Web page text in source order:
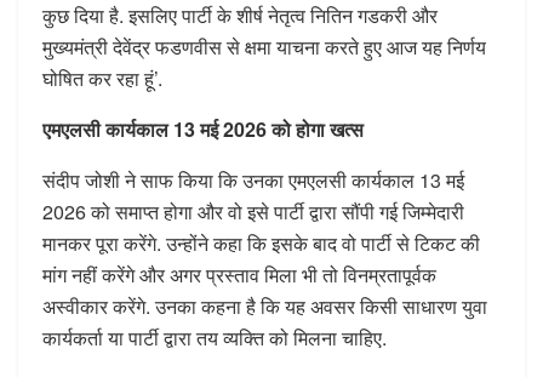
कुछ दिया है. इसलिए पार्टी के शीर्ष नेतृत्व नितिन गडकरी और
मुख्यमंत्री देवेंद्र फडणवीस से क्षमा याचना करते हुए आज यह निर्णय
घोषित कर रहा हूं’.
एमएलसी कार्यकाल 13 मई 2026 को होगा खत्स
संदीप जोशी ने साफ किया कि उनका एमएलसी कार्यकाल 13 मई
2026 को समाप्त होगा और वो इसे पार्टी द्वारा सौंपी गई जिम्मेदारी
मानकर पूरा करेंगे. उन्होंने कहा कि इसके बाद वो पार्टी से टिकट की
मांग नहीं करेंगे और अगर प्रस्ताव मिला भी तो विनम्रतापूर्वक
अस्वीकार करेंगे. उनका कहना है कि यह अवसर किसी साधारण युवा
कार्यकर्ता या पार्टी द्वारा तय व्यक्ति को मिलना चाहिए.